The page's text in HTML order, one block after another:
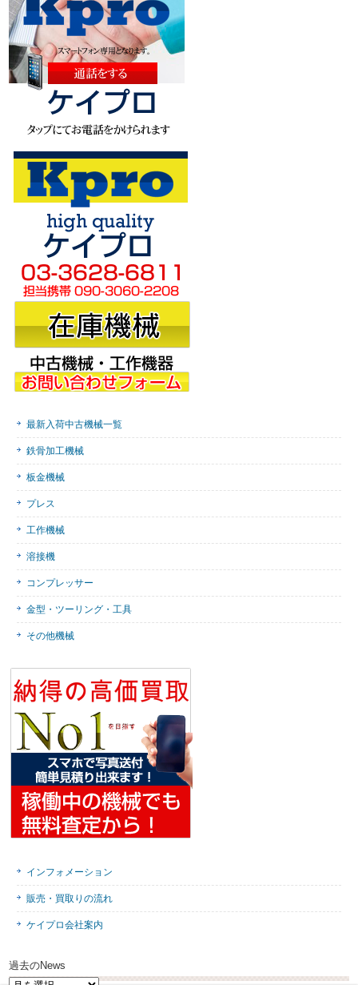
最新入荷中古機械一覧
鉄骨加工機械
板金機械
プレス
工作機械
溶接機
コンプレッサー
金型・ツーリング・工具
その他機械
インフォメーション
販売・買取りの流れ
ケイプロ会社案内
過去のNews